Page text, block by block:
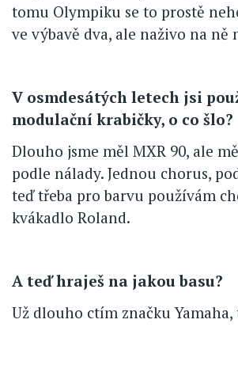
tomu Olympiku se to prostě
ve výbavě dva, ale naživo na ně
V osmdesátých letech jsi
modulační krabičky, o co šlo?
Dlouho jsme měl MXR 90, ale
podle nálady. Jednou chorus,
teď třeba pro barvu používám
kvákadlo Roland.
A teď hraješ na jakou basu?
Už dlouho ctím značku Yamaha,